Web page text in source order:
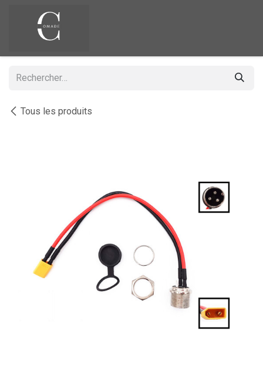
Tous les produits